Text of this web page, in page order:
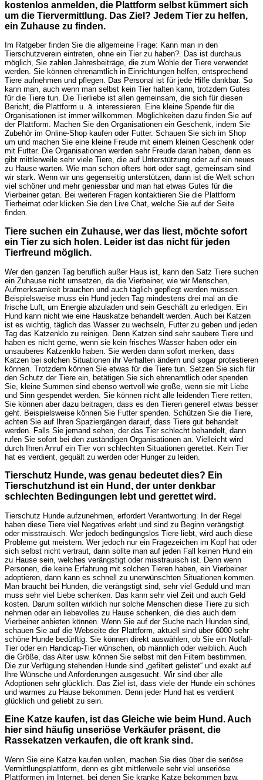
kostenlos anmelden, die Plattform selbst kümmert sich
um die Tiervermittlung. Das Ziel? Jedem Tier zu helfen,
ein Zuhause zu finden.
Im Ratgeber finden Sie die allgemeine Frage: Kann man in den
Tierschutzverein eintreten, ohne ein Tier zu haben?. Das ist durchaus
möglich, Sie zahlen Jahresbeiträge, die zum Wohle der Tiere verwendet
werden. Sie können ehrenamtlich in Einrichtungen helfen, entsprechend
Tiere aufnehmen und pflegen. Das Personal ist für jede Hilfe dankbar. So
kann man, auch wenn man selbst kein Tier halten kann, trotzdem Gutes
für die Tiere tun. Die Tierliebe ist allen gemeinsam, die sich für diesen
Bericht, die Plattform u. ä. interessieren. Eine kleine Spende für die
Organisationen ist immer willkommen. Möglichkeiten dazu finden Sie auf
der Plattform. Machen Sie den Organisationen ein Geschenk, indem Sie
Zubehör im Online-Shop kaufen oder Futter. Schauen Sie sich im Shop
um und machen Sie eine kleine Freude mit einem kleinen Geschenk oder
mit Futter. Die Organisationen werden sehr Freude daran haben, denn es
gibt mittlerweile sehr viele Tiere, die auf Unterstützung oder auf ein neues
zu Hause warten. Wie man schon öfters hört oder sagt, gemeinsam sind
wir stark. Wenn wir uns gegenseitig unterstützen, dann ist die Welt schon
viel schöner und mehr geniessbar und man hat etwas Gutes für die
Vierbeiner getan. Bei weiteren Fragen kontaktieren Sie die Plattform
Tierheimat oder klicken Sie den Live Chat, welche Sie auf der Seite
finden.
Tiere suchen ein Zuhause, wer das liest, möchte sofort
ein Tier zu sich holen. Leider ist das nicht für jeden
Tierfreund möglich.
Wer den ganzen Tag beruflich außer Haus ist, kann den Satz Tiere suchen
ein Zuhause nicht umsetzen, da die Vierbeiner, wie wir Menschen,
Aufmerksamkeit brauchen und auch täglich gepflegt werden müssen.
Beispielsweise muss ein Hund jeden Tag mindestens drei mal an die
frische Luft, um Energie abzuladen und sein Geschäft zu erledigen. Ein
Hund kann nicht wie eine Hauskatze behandelt werden. Auch bei Katzen
ist es wichtig, täglich das Wasser zu wechseln, Futter zu geben und jeden
Tag das Katzenklo zu reinigen. Denn Katzen sind sehr saubere Tiere und
haben es nicht gerne, wenn sie kein frisches Wasser haben oder ein
unsauberes Katzenklo haben. Sie werden dann sofort merken, dass
Katzen bei solchen Situationen ihr Verhalten ändern und sogar protestieren
können. Trotzdem können Sie etwas für die Tiere tun. Setzen Sie sich für
den Schutz der Tiere ein, betätigen Sie sich ehrenamtlich oder spenden
Sie, kleine Summen sind ebenso wertvoll wie große, wenn sie mit Liebe
und Sinn gespendet werden. Sie können nicht alle leidenden Tiere retten,
Sie können aber dazu beitragen, dass es den Tieren generell etwas besser
geht. Beispielsweise können Sie Futter spenden. Schützen Sie die Tiere,
achten Sie auf Ihren Spaziergängen darauf, dass Tiere gut behandelt
werden. Falls Sie jemand sehen, der das Tier schlecht behandelt, dann
rufen Sie sofort bei den zuständigen Organisationen an. Vielleicht wird
durch Ihren Anruf ein Tier von schlechten Situationen gerettet. Kein Tier
hat es verdient, gequält zu werden oder Hunger zu leiden.
Tierschutz Hunde, was genau bedeutet dies? Ein
Tierschutzhund ist ein Hund, der unter denkbar
schlechten Bedingungen lebt und gerettet wird.
Tierschutz Hunde aufzunehmen, erfordert Verantwortung. In der Regel
haben diese Tiere viel Negatives erlebt und sind zu Beginn verängstigt
oder misstrauisch. Wer jedoch bedingungslos Tiere liebt, wird auch diese
Probleme gut meistern. Wer jedoch nur ein Fragezeichen im Kopf hat oder
sich selbst nicht vertraut, dann sollte man auf jeden Fall keinen Hund ein
zu Hause sein, welches verängstigt oder misstrauisch ist. Denn wenn
Personen, die keine Erfahrung mit solchen Tieren haben, ein Vierbeiner
adoptieren, dann kann es schnell zu unerwünschten Situationen kommen.
Man braucht bei Hunden, die verängstigt sind, sehr viel Geduld und man
muss sehr viel Liebe schenken. Das kann sehr viel Zeit und auch Geld
kosten. Darum sollten wirklich nur solche Menschen diese Tiere zu sich
nehmen oder ein liebevolles zu Hause schenken, die dies auch dem
Vierbeiner anbieten können. Wenn Sie auf der Suche nach Hunden sind,
schauen Sie auf die Webseite der Plattform, aktuell sind über 6000 sehr
schöne Hunde bedürftig. Sie können direkt auswählen, ob Sie ein Notfall-
Tier oder ein Handicap-Tier wünschen, ob männlich oder weiblich. Auch
die Größe, das Alter usw. können Sie selbst mit den Filtern bestimmen.
Die zur Verfügung stehenden Hunde sind „gefiltert gelistet“ und exakt auf
Ihre Wünsche und Anforderungen ausgesucht. Wir sind über alle
Adoptionen sehr glücklich. Das Ziel ist, dass viele der Hunde ein schönes
und warmes zu Hause bekommen. Denn jeder Hund hat es verdient
glücklich und geliebt zu sein.
Eine Katze kaufen, ist das Gleiche wie beim Hund. Auch
hier sind häufig unseriöse Verkäufer präsent, die
Rassekatzen verkaufen, die oft krank sind.
Wenn Sie eine Katze kaufen wollen, machen Sie dies über die seriöse
Vermittlungsplattform, denn es gibt mittlerweile sehr viel unseriöse
Plattformen im Internet, bei denen Sie kranke Katze bekommen bzw.